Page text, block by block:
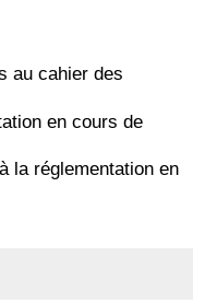
au cahier des
en cours de
la réglementation en